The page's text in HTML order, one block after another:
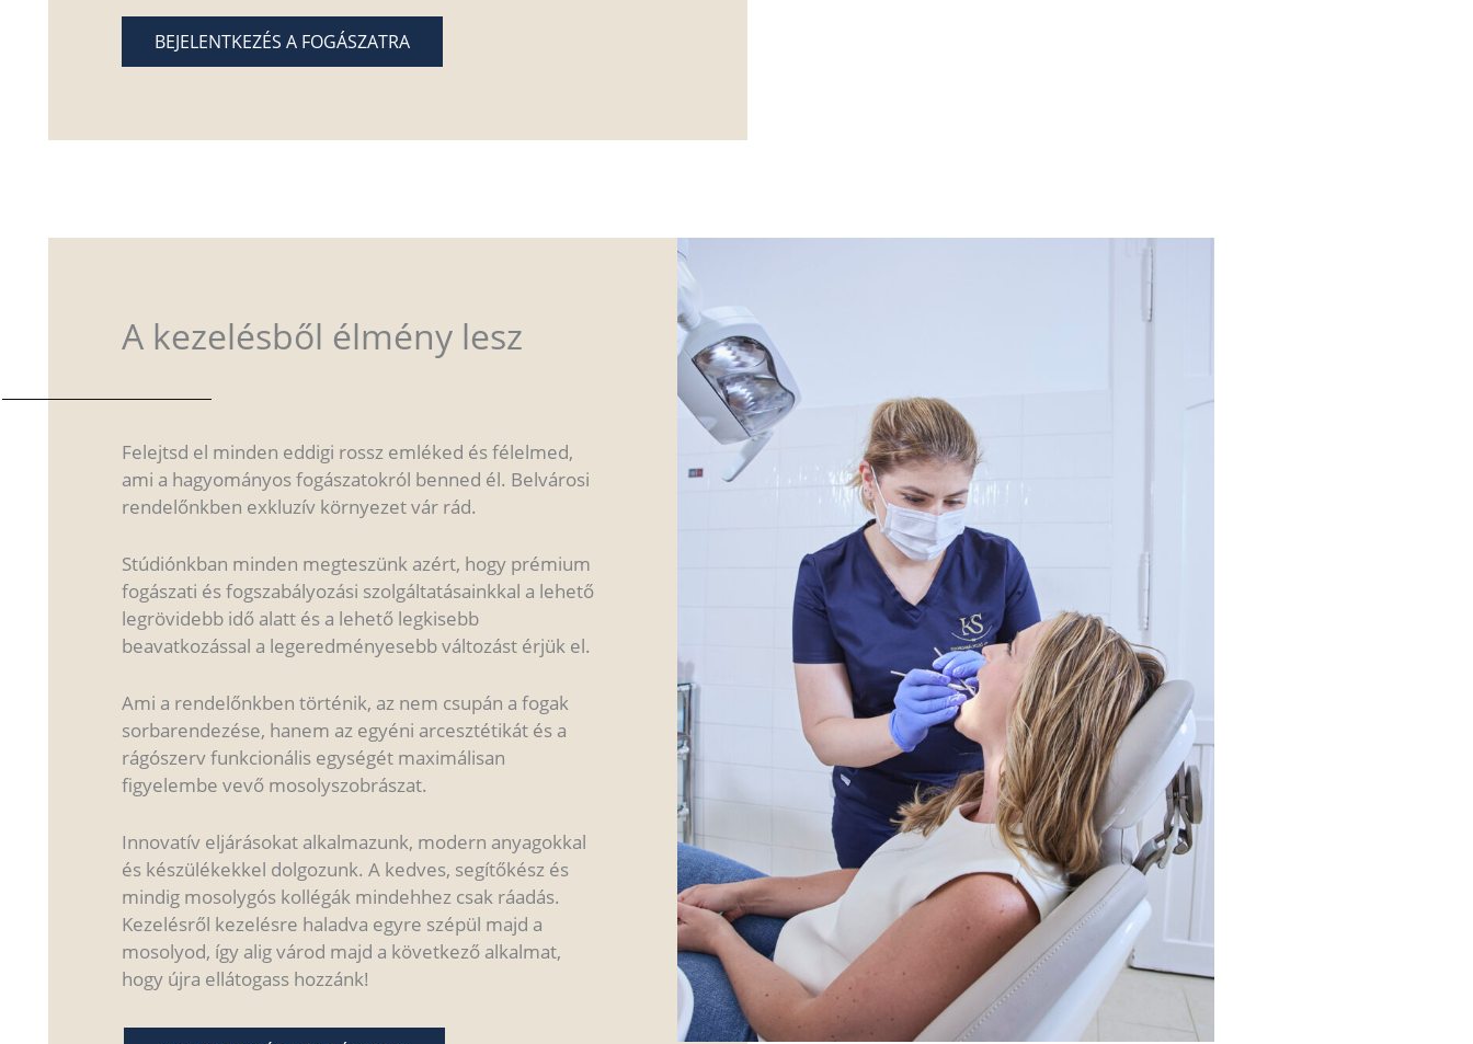
BEJELENTKEZÉS A FOGÁSZATRA
A kezelésből élmény lesz
Felejtsd el minden eddigi rossz emléked és félelmed,
ami a hagyományos fogászatokról benned él. Belvárosi
rendelőnkben exkluzív környezet vár rád.
Stúdiónkban minden megteszünk azért, hogy prémium
fogászati és fogszabályozási szolgáltatásainkkal a lehető
legrövidebb idő alatt és a lehető legkisebb
beavatkozással a legeredményesebb változást érjük el.
Ami a rendelőnkben történik, az nem csupán a fogak
sorbarendezése, hanem az egyéni arcesztétikát és a
rágószerv funkcionális egységét maximálisan
figyelembe vevő mosolyszobrászat.
Innovatív eljárásokat alkalmazunk, modern anyagokkal
és készülékekkel dolgozunk. A kedves, segítőkész és
mindig mosolygós kollégák mindehhez csak ráadás.
Kezelésről kezelésre haladva egyre szépül majd a
mosolyod, így alig várod majd a következő alkalmat,
hogy újra ellátogass hozzánk!